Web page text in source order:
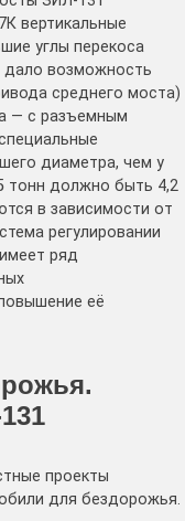
вертикальные
углы перекоса
дало возможность
среднего моста)
— с разъемным
диаметра, чем у
тонн должно быть 4,2
в зависимости от
регулировании
ряд
её
проекты
для бездорожья.